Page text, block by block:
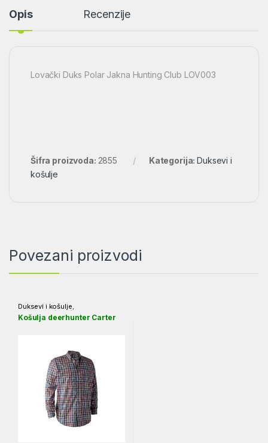
Opis Recenzije
Lovački Duks Polar Jakna Hunting Club LOV003
Šifra proizvoda: 2855 Kategorija:Duksevi i
košulje
Povezani proizvodi
Duksevi i košulje,
Garderoba/Obuća
Košulja deerhunter Carter